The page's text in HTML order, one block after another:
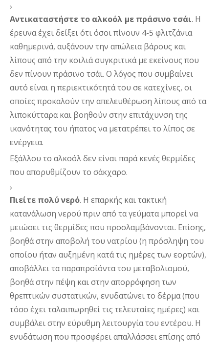
Αντικαταστήστε το αλκοόλ με πράσινο τσάι. Η
έρευνα έχει δείξει ότι όσοι πίνουν 4-5 φλιτζάνια
καθημερινά, αυξάνουν την απώλεια βάρους και
λίπους από την κοιλιά συγκριτικά με εκείνους που
δεν πίνουν πράσινο τσάι. Ο λόγος που συμβαίνει
αυτό είναι η περιεκτικότητά του σε κατεχίνες, οι
οποίες προκαλούν την απελευθέρωση λίπους από τα
λιποκύτταρα και βοηθούν στην επιτάχυνση της
ικανότητας του ήπατος να μετατρέπει το λίπος σε
ενέργεια.
Εξάλλου το αλκοόλ δεν είναι παρά κενές θερμίδες
που απορυθμίζουν το σάκχαρο.
Πιείτε πολύ νερό. Η επαρκής και τακτική
κατανάλωση νερού πριν από τα γεύματα μπορεί να
μειώσει τις θερμίδες που προσλαμβάνονται. Επίσης,
βοηθά στην αποβολή του νατρίου (η πρόσληψη του
οποίου ήταν αυξημένη κατά τις ημέρες των εορτών),
αποβάλλει τα παραπροϊόντα του μεταβολισμού,
βοηθά στην πέψη και στην απορρόφηση των
θρεπτικών συστατικών, ενυδατώνει το δέρμα (που
τόσο έχει ταλαιπωρηθεί τις τελευταίες ημέρες) και
συμβάλει στην εύρυθμη λειτουργία του εντέρου. Η
ενυδάτωση που προσφέρει απαλλάσσει επίσης από